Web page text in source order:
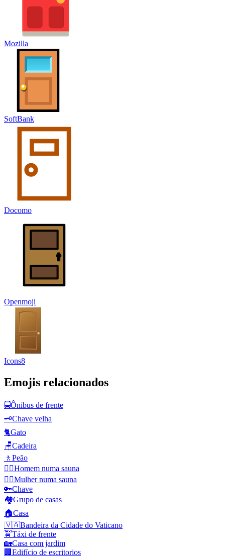
Mozilla
SoftBank
Docomo
Openmoji
Icons8
Emojis relacionados
🚍Ônibus de frente
🗝️Chave velha
🐈Gato
🪑Cadeira
🚶 Peão
🧖‍♂️Homem numa sauna
🧖‍♀️Mulher numa sauna
🔑Chave
🏘️Grupo de casas
🏠Casa
🇻🇦Bandeira da Cidade do Vaticano
🚖Táxi de frente
🏡Casa com jardim
🏢 Edifício de escritorios